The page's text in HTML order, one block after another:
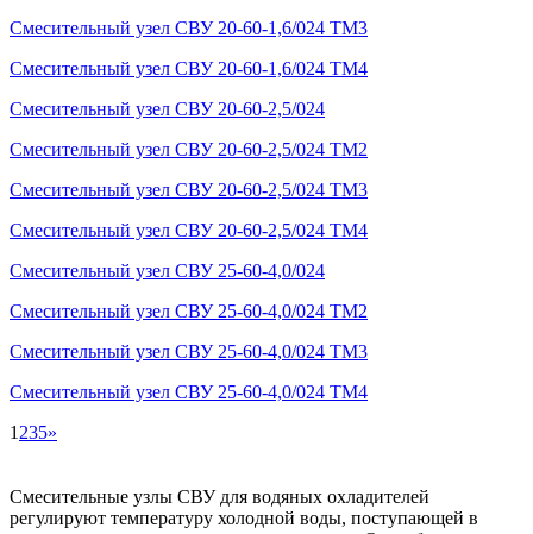
Смесительный узел СВУ 20-60-1,6/024 TМ3
Смесительный узел СВУ 20-60-1,6/024 TМ4
Смесительный узел СВУ 20-60-2,5/024
Смесительный узел СВУ 20-60-2,5/024 TМ2
Смесительный узел СВУ 20-60-2,5/024 TМ3
Смесительный узел СВУ 20-60-2,5/024 TМ4
Смесительный узел СВУ 25-60-4,0/024
Смесительный узел СВУ 25-60-4,0/024 TМ2
Смесительный узел СВУ 25-60-4,0/024 TМ3
Смесительный узел СВУ 25-60-4,0/024 TМ4
1 235»
Смесительные узлы СВУ для водяных охладителей
регулируют температуру холодной воды, поступающей в